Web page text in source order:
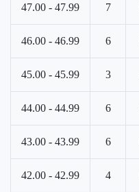
47.00 - 47.99 7
46.00 - 46.99 6
45.00 - 45.99 3
44.00 - 44.99 6
43.00 - 43.99 6
42.00 - 42.99 4